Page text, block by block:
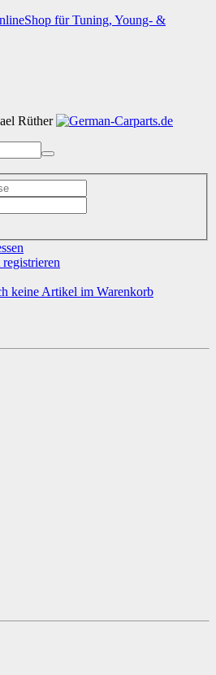
für Tuning, Young- &
Rüther
keine Artikel im Warenkorb